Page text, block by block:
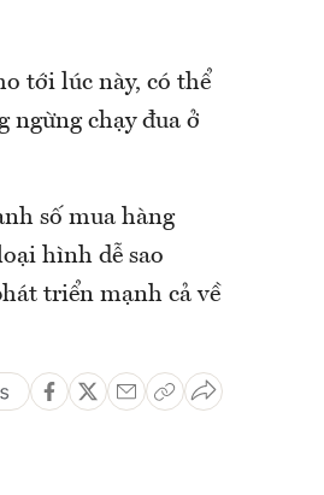
tới lúc này, có thể
ngừng chạy đua ở
số mua hàng
hình dễ sao
triển mạnh cả về